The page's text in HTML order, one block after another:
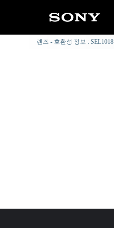
렌즈 - 호환성 정보 : SEL1018